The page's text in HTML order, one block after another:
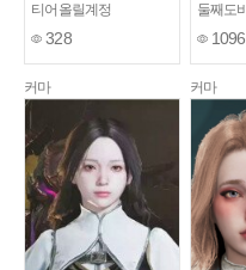
왕 레다우 활 솔로
02'41"40
티어올릴계정
328
둘째도비
1096
커마 커마